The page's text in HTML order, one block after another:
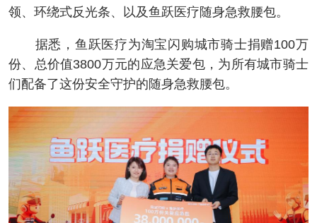
领、环绕式反光条、以及鱼跃医疗随身急救腰包。
据悉，鱼跃医疗为淘宝闪购城市骑士捐赠100万
份、总价值3800万元的应急关爱包，为所有城市骑士
们配备了这份安全守护的随身急救腰包。